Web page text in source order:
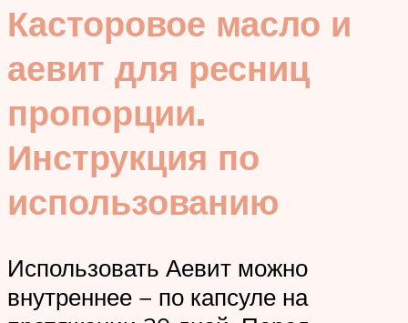
Касторовое масло и
аевит для ресниц
пропорции.
Инструкция по
использованию
Использовать Аевит можно
внутреннее − по капсуле на